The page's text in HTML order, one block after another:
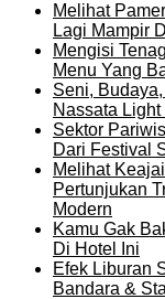
Melihat
Lagi Mampir
Mengisi
Menu Yang
Seni,
Nassata
Sektor
Dari Festival
Melihat
Pertunjukan
Modern
Kamu Gak
Di Hotel Ini
Efek Liburan
Bandara &